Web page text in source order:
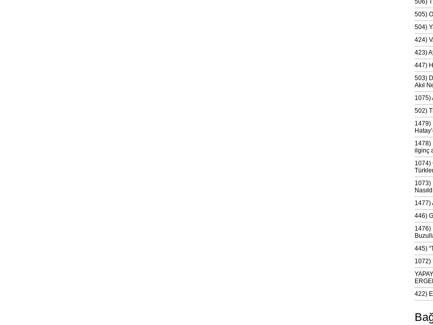
506)
505)
504)
424)
423)
447)
503)
Akıl
1075)
502)
1479)
1478)
ilginç
1074)
1073)
1477)
446)
1476)
445)
1072)
422)